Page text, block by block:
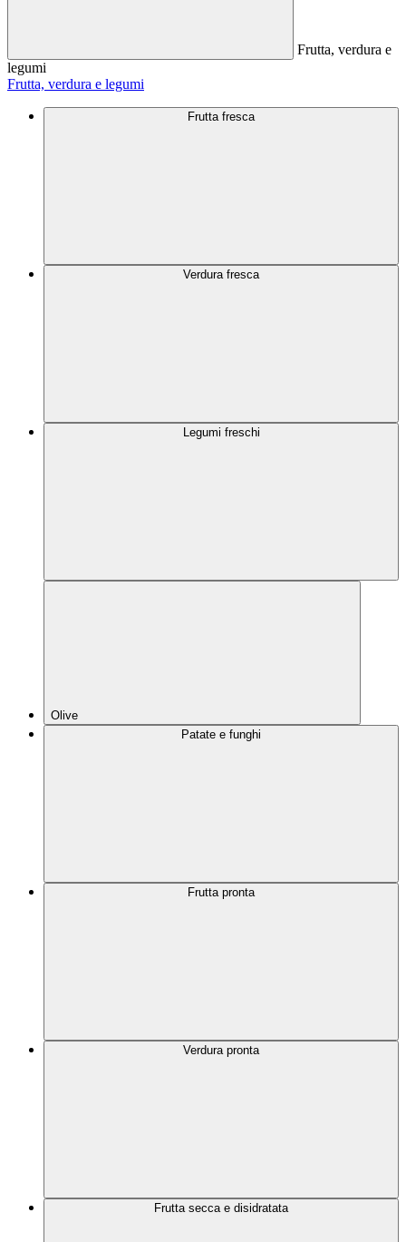
Frutta, verdura e
legumi
Frutta, verdura e legumi
Frutta fresca
Verdura fresca
Legumi freschi
Olive
Patate e funghi
Frutta pronta
Verdura pronta
Frutta secca e disidratata